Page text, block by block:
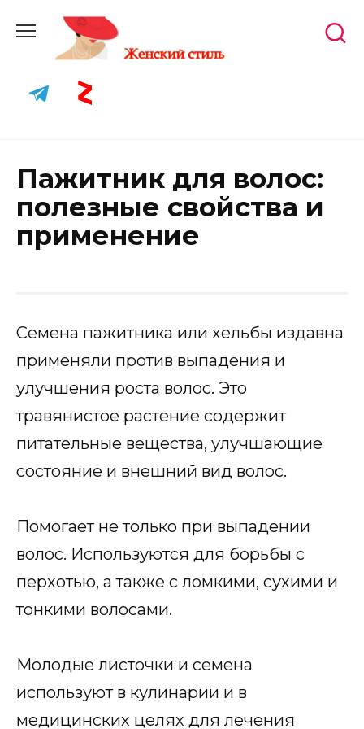
content
Пажитник для волос:
полезные свойства и
применение
Семена пажитника или хельбы издавна
применяли против выпадения и
улучшения роста волос. Это
травянистое растение содержит
питательные вещества, улучшающие
состояние и внешний вид волос.
Помогает не только при выпадении
волос. Используются для борьбы с
перхотью, а также с ломкими, сухими и
тонкими волосами.
Молодые листочки и семена
используют в кулинарии и в
медицинских целях для лечения